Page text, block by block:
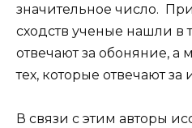
значительное число.
сходств ученые нашли в
отвечают за обоняние, а
тех, которые отвечают
В связи с этим авторы